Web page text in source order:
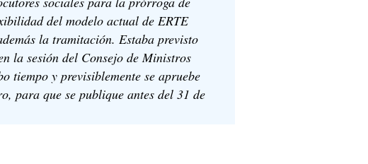
del modelo actual de ERTE
la tramitación. Estaba previsto
la sesión del Consejo de Ministros
tiempo y previsiblemente se apruebe
para que se publique antes del 31 de